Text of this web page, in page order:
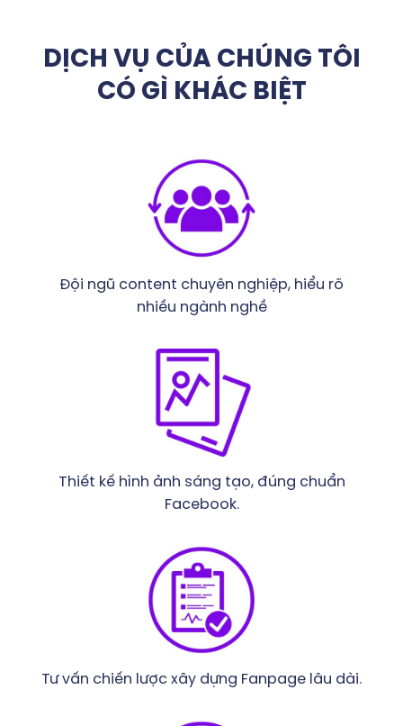
DỊCH VỤ CỦA CHÚNG TÔI
CÓ GÌ KHÁC BIỆT
Đội ngũ content chuyên nghiệp, hiểu rõ
nhiều ngành nghề
Thiết kế hình ảnh sáng tạo, đúng chuẩn
Facebook.
Tư vấn chiến lược xây dựng Fanpage lâu dài.